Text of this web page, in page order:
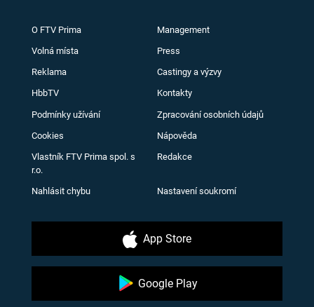
O FTV Prima Management
Volná místa Press
Reklama Castingy a výzvy
HbbTV Kontakty
Podmínky užívání Zpracování osobních údajů
Cookies Nápověda
Vlastník FTV Prima spol. s
r.o.
Redakce
Nahlásit chybu Nastavení soukromí
App Store
Google Play